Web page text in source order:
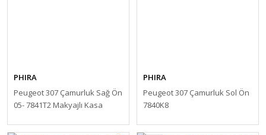
PHIRA
Peugeot 307 Çamurluk Sağ Ön
05- 7841T2 Makyajlı Kasa
PHIRA
Peugeot 307 Çamurluk Sol Ön
7840K8